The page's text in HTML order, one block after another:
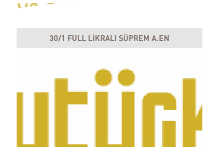
30/1 FULL LİKRALI SÜPREM A.EN